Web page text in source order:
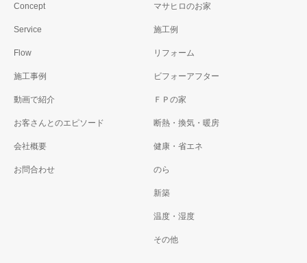
Concept
Service
Flow
施工事例
動画で紹介
お客さんとのエピソード
会社概要
お問合わせ
マサヒロのお家
施工例
リフォーム
ビフォーアフター
ＦＰの家
断熱・換気・暖房
健康・省エネ
のら
新築
温度・湿度
その他